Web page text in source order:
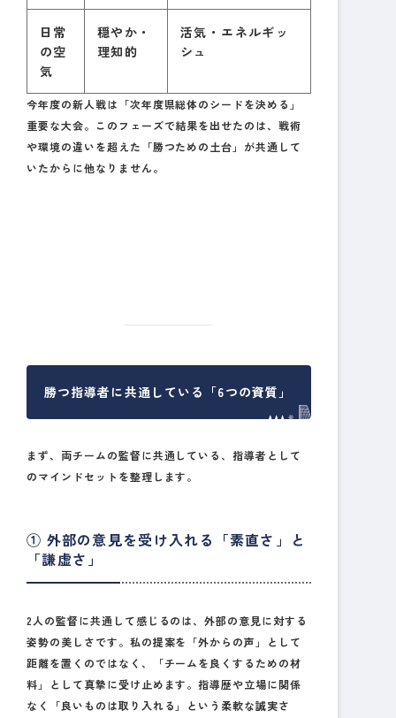
日常
の空
気
穏やか・
理知的
活気・エネルギッ
シュ
今年度の新人戦は「次年度県総体のシードを決める」
重要な大会。このフェーズで結果を出せたのは、戦術
や環境の違いを超えた 「勝つための土台」 が共通して
いたからに他なりません。
勝つ指導者に共通している「6つの資質」
まず、両チームの監督に共通している、指導者として
のマインドセットを整理します。
① 外部の意見を受け入れる「素直さ」と
「謙虚さ」
2人の監督に共通して感じるのは、外部の意見に対する
姿勢の美しさです。私の提案を「外からの声」として
距離を置くのではなく、「チームを良くするための材
料」として真摯に受け止めます。指導歴や立場に関係
なく
「良いものは取り入れる」という柔軟な誠実さ